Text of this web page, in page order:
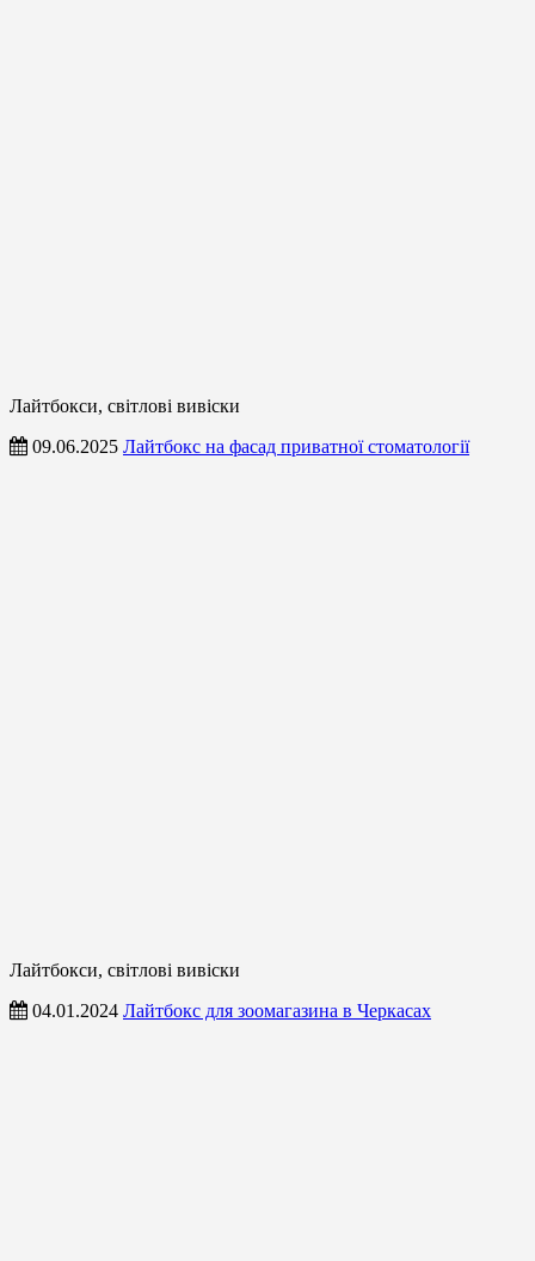
Лайтбокси, світлові вивіски
09.06.2025 Лайтбокс на фасад приватної стоматології
Лайтбокси, світлові вивіски
04.01.2024 Лайтбокс для зоомагазина в Черкасах